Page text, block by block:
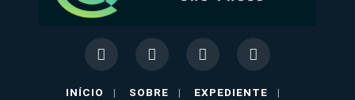
INÍCIO | SOBRE | EXPEDIENTE |